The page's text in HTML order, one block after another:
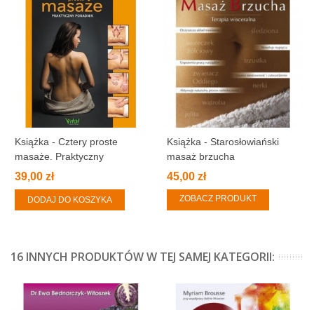
Książka - Cztery proste
masaże. Praktyczny
przewodnik.
39,00 zł
DODAJ DO KOSZYKA
Książka - Starosłowiański
masaż brzucha
45,00 zł
ZOBACZ PRODUKT
16 INNYCH PRODUKTÓW W TEJ SAMEJ KATEGORII: